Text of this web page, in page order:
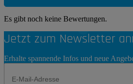
Es gibt noch keine Bewertungen.
Jetzt zum Newsletter
Erhalte spannende Infos und neue